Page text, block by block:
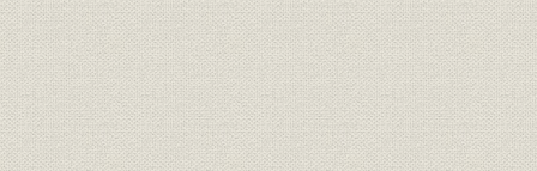
表4-24 補償法特別融通の実行
表4-25 台湾融資法による特別融通残高の推移
表4-26 台湾銀行に対する本行口特別融通残高の推移
表4-27 台湾銀行整理案による収益見込みと実績